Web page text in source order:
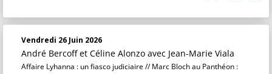
Vendredi 26 Juin 2026
André Bercoff et Céline Alonzo avec Jean-Marie Viala
Affaire Lyhanna : un fiasco judiciaire // Marc Bloch au Panthéon :